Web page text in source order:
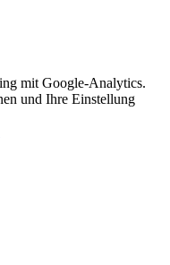
mit Google-Analytics.
und Ihre Einstellung